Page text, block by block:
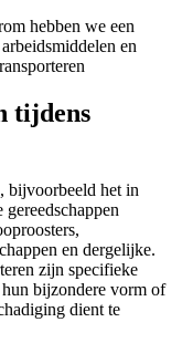
hebben we een
en
tijdens
bijvoorbeeld het in
en dergelijke.
zijn specifieke
bijzondere vorm of
dient te